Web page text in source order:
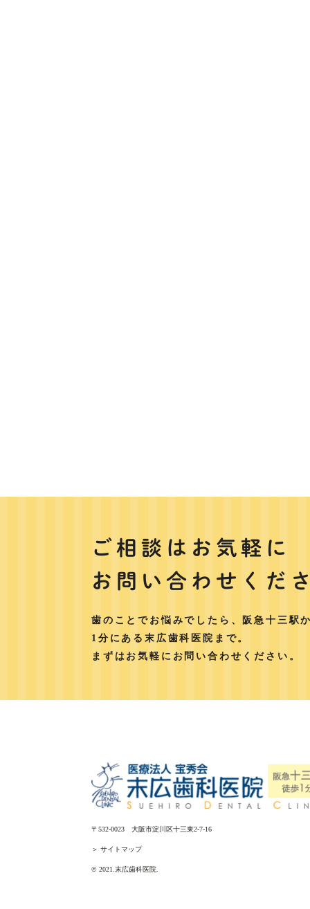
ご相談はお気軽に
お問い合わせくだ
歯のことでお悩みでしたら、阪急十三駅
1分にある末広歯科医院まで。
まずはお気軽にお問い合わせください。
〒532-0023 大阪市淀川区十三東2-7-16
＞ サイトマップ
© 2021.末広歯科医院.